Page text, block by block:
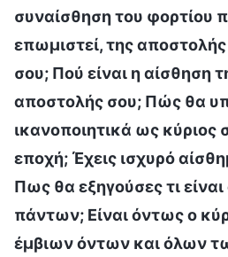
συναίσθηση του φορτίου
επωμιστεί, της
σου; Πού είναι η αίσθηση
αποστολής σου; Πώς θα
ικανοποιητικά ως κύριος
εποχή; Έχεις ισχυρό
Πως θα εξηγούσες τι
πάντων; Είναι όντως ο
έμβιων όντων και όλων